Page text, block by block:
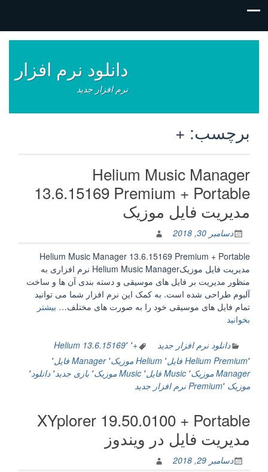
نوشته‌ها
دانلود نرم افزار
نرم افزار جدید
برچسب: +
Helium Music Manager
13.6.15169 Premium + Portable
مدیریت فایل‌ موزیک
دسامبر 30, 2018
Helium Music Manager 13.6.15169 Premium + Portable
مدیریت فایل‌ موزیکHelium Music Manager نرم افزاری به
منظور مدیریت بر فایل های موسیقی و دسته بندی آن ها و ساخت
آلبوم طراحی شده است. به کمک این نرم افزار شما می توانید
تمام فایل های موسیقی خود را به صورت های مختلف… بیشتر
بخوانید
Manager
13.6.15169
Premium
+
فایل‌
دانلود نرم افزار جدید +٬ 13.6.15169٬
Helium
Premium٬ Helium فایل‌ ٬ Helium موزیک ٬ Manager فایل‌
٬
Manager موزیک
٬ Music فایل ٬ Music موزیک ٬ بازی جدید٬ دانلود٬
موزیک Premium ٬ نرم افزار جدید
XYplorer 19.50.0100 + Portable
مدیریت فایل در ویندوز
دسامبر 29, 2018